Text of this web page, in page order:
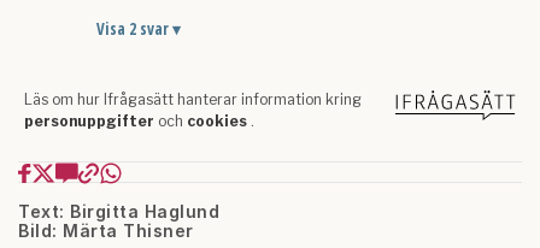
Text: Birgitta Haglund
Bild: Märta Thisner